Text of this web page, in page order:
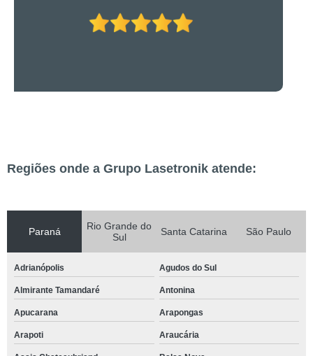
Regiões onde a Grupo Lasetronik atende:
Paraná
Rio Grande do
Sul
Santa Catarina São Paulo
Adrianópolis Agudos do Sul
Almirante Tamandaré Antonina
Apucarana Arapongas
Arapoti Araucária